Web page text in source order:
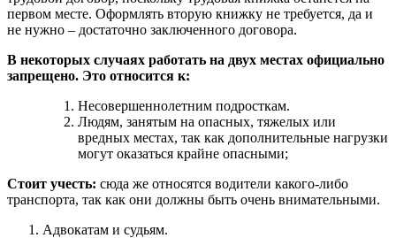
первом месте. Оформлять вторую книжку не требуется, да и
не нужно – достаточно заключенного договора.
В некоторых случаях работать на двух местах официально
запрещено. Это относится к:
Несовершеннолетним подросткам.
Людям, занятым на опасных, тяжелых или
вредных местах, так как дополнительные нагрузки
могут оказаться крайне опасными;
Стоит учесть: сюда же относятся водители какого-либо
транспорта, так как они должны быть очень внимательными.
Адвокатам и судьям.